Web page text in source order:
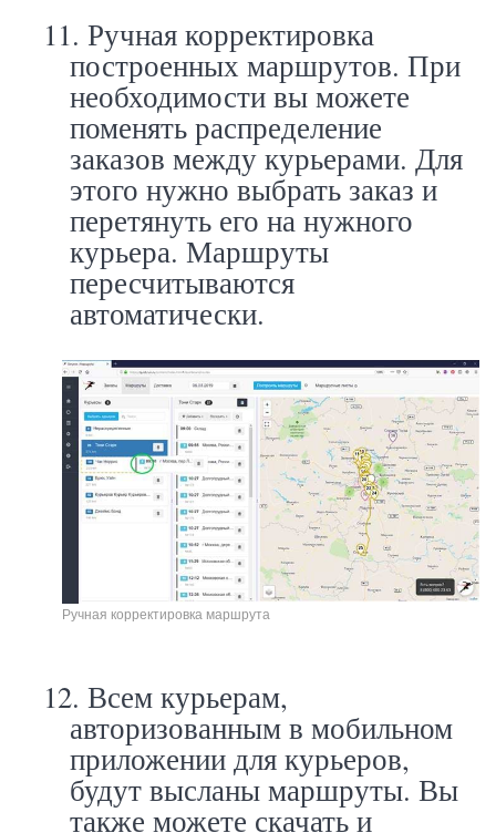
11. Ручная корректировка
построенных маршрутов. При
необходимости вы можете
поменять распределение
заказов между курьерами. Для
этого нужно выбрать заказ и
перетянуть его на нужного
курьера. Маршруты
пересчитываются
автоматически.
Ручная корректировка маршрута
12. Всем курьерам,
авторизованным в мобильном
приложении для курьеров,
будут высланы маршруты. Вы
также можете скачать и